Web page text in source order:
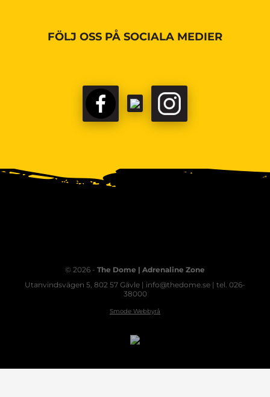
FÖLJ OSS PÅ SOCIALA MEDIER
© 2026 - The Dome | Adrenaline Zone
Utanvindsvägen 5, 802 57 Gävle | info@thedome.se | tel. 026-
38000
Smode Webbyrå